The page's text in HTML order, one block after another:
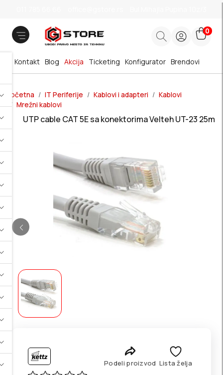
0
Brendovi
Blog Akcija
Kontakt Ticketing Konfigurator
Početna IT Periferije Kablovi i adapteri
Kablovi
Mrežni kablovi
UTP cable CAT 5E sa konektorima Velteh UT-23 25m
Podeli proizvod Lista želja